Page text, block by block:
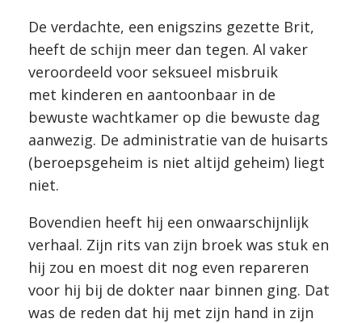
De verdachte, een enigszins gezette Brit,
heeft de schijn meer dan tegen. Al vaker
veroordeeld voor seksueel misbruik
met kinderen en aantoonbaar in de
bewuste wachtkamer op die bewuste dag
aanwezig. De administratie van de huisarts
(beroepsgeheim is niet altijd geheim) liegt
niet.
Bovendien heeft hij een onwaarschijnlijk
verhaal. Zijn rits van zijn broek was stuk en
hij zou en moest dit nog even repareren
voor hij bij de dokter naar binnen ging. Dat
was de reden dat hij met zijn hand in zijn